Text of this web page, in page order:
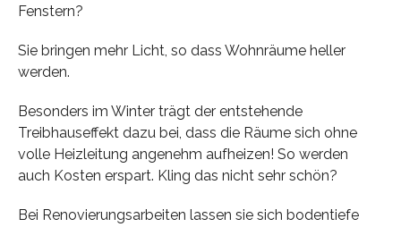
Fenstern?
Sie bringen mehr Licht, so dass Wohnräume heller
werden.
Besonders im Winter trägt der entstehende
Treibhauseffekt dazu bei, dass die Räume sich ohne
volle Heizleitung angenehm aufheizen! So werden
auch Kosten erspart. Kling das nicht sehr schön?
Bei Renovierungsarbeiten lassen sie sich bodentiefe